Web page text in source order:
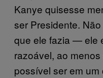
Kanye quisesse
ser Presidente.
que ele fazia — ele
razoável, ao
possível ser em